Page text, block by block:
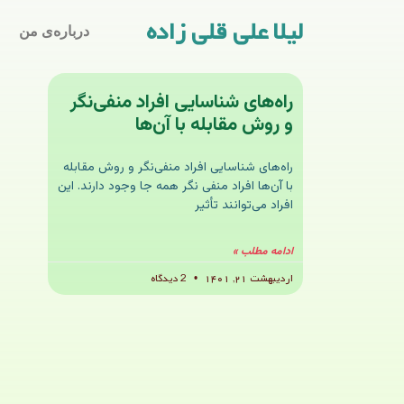
لیلا علی قلی زاده درباره‌ی من
راه‌های شناسایی افراد منفی‌نگر
و روش مقابله با آن‌ها
راه‌های شناسایی افراد منفی‌نگر و روش مقابله
با آن‌ها افراد منفی نگر همه جا وجود دارند. این
افراد می‌توانند تأثیر
ادامه مطلب »
اردیبهشت ۲۱, ۱۴۰۱